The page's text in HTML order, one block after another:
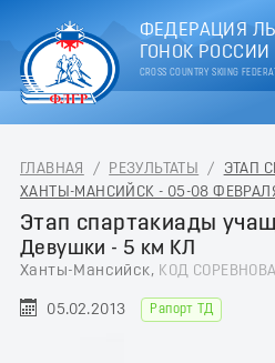
ФЕДЕРАЦИЯ
ГОНОК РОССИИ
CROSS COUNTRY SKIING
ГЛАВНАЯ / РЕЗУЛЬТАТЫ /
ЭТАП
ХАНТЫ-МАНСИЙСК - 05-08
Этап спартакиады
Девушки - 5 км КЛ
Ханты-Мансийск, КОД
05.02.2013 Рапорт ТД